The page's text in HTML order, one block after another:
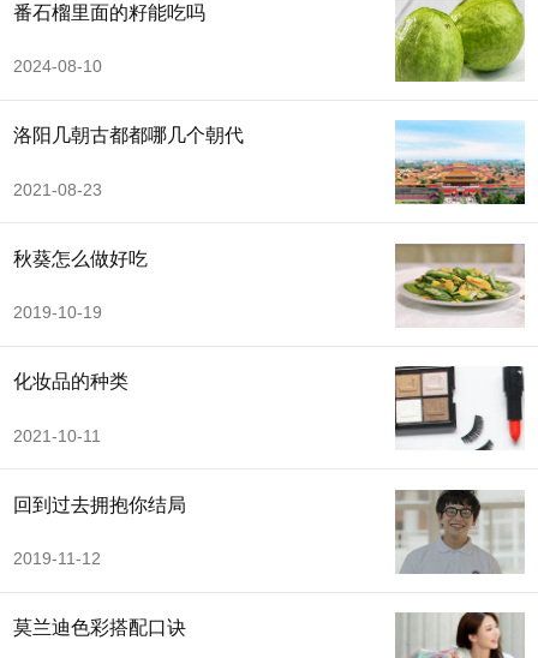
番石榴里面的籽能吃吗
2024-08-10
洛阳几朝古都都哪几个朝代
2021-08-23
秋葵怎么做好吃
2019-10-19
化妆品的种类
2021-10-11
回到过去拥抱你结局
2019-11-12
莫兰迪色彩搭配口诀